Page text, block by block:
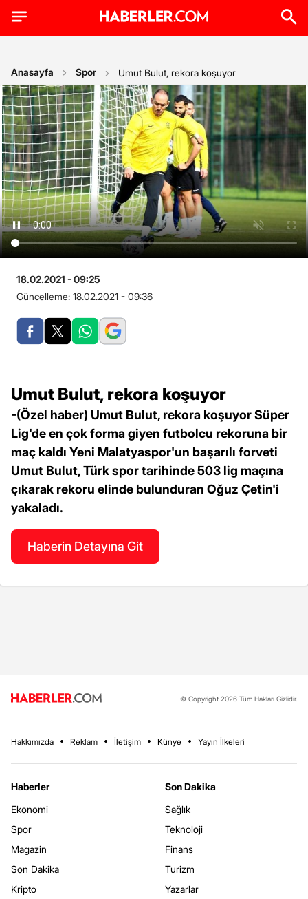
Anasayfa Spor Umut Bulut, rekora koşuyor
18.02.2021 - 09:25
Güncelleme: 18.02.2021 - 09:36
Umut Bulut, rekora koşuyor
-(Özel haber) Umut Bulut, rekora koşuyor Süper
Lig'de en çok forma giyen futbolcu rekoruna bir
maç kaldı Yeni Malatyaspor'un başarılı forveti
Umut Bulut, Türk spor tarihinde 503 lig maçına
çıkarak rekoru elinde bulunduran Oğuz Çetin'i
yakaladı.
Haberin Detayına Git
© Copyright 2026 Tüm Hakları Gizlidir.
Hakkımızda Reklam İletişim Künye Yayın İlkeleri
Haberler
Ekonomi
Spor
Magazin
Son Dakika
Kripto
Son Dakika
Sağlık
Teknoloji
Finans
Turizm
Yazarlar